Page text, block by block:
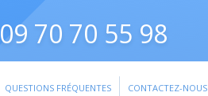
09 70 70 55 98
QUESTIONS FRÉQUENTES CONTACTEZ-NOUS